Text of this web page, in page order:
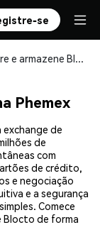
se
Compre e armazene Blocto (BLT) com segurança
Phemex
exchange de
de
com
de crédito,
e negociação
e a segurança
Comece
Blocto de forma